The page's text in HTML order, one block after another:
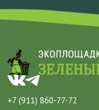
+7 (911) 860-77-72